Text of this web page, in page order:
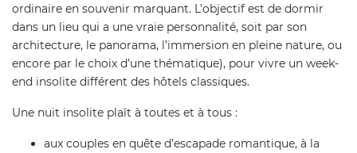
ordinaire en souvenir marquant. L’objectif est de dormir
dans un lieu qui a une vraie personnalité, soit par son
architecture, le panorama, l’immersion en pleine nature, ou
encore par le choix d’une thématique), pour vivre un week-
end insolite différent des hôtels classiques.
Une nuit insolite plaît à toutes et à tous :
aux couples en quête d’escapade romantique, à la